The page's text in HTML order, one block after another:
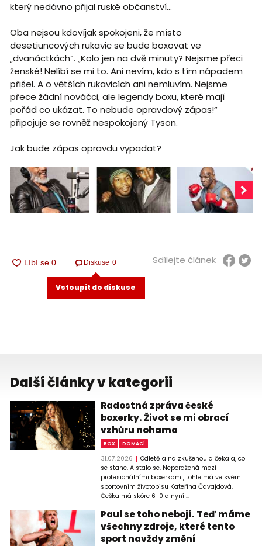
který nedávno přijal ruské občanství…
Oba nejsou kdovíjak spokojeni, že místo
desetiuncových rukavic se bude boxovat ve
„dvanáctkách“. „Kolo jen na dvě minuty? Nejsme přeci
ženské! Nelíbí se mi to. Ani nevím, kdo s tím nápadem
přišel. A o větších rukavicích ani nemluvím. Nejsme
přece žádní nováčci, ale legendy boxu, které mají
pořád co ukázat. To nebude opravdový zápas!“
připojuje se rovněž nespokojený Tyson.
Jak bude zápas opravdu vypadat?
Diskuse 0
Vstoupit do diskuse
Sdílejte článek
Další články v kategorii
Radostná zpráva české
boxerky. Život se mi obrací
vzhůru nohama
BOX DOMÁCÍ
31.07.2026
Odletěla na zkušenou a čekala, co
se stane. A stalo se. Neporažená mezi
profesionálními boxerkami, tohle má ve svém
sportovním životopisu Kateřina Čavajdová.
Češka má skóre 6-0 a nyní ...
Paul se toho nebojí. Teď máme
všechny zdroje, které tento
sport navždy změní